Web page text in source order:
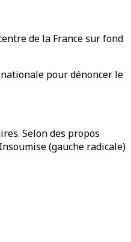
de la France sur fond
pour dénoncer le
Selon des propos
(gauche radicale)